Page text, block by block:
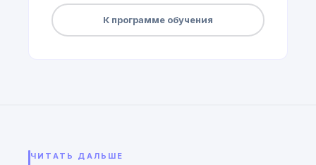
К программе обучения
ЧИТАТЬ ДАЛЬШЕ